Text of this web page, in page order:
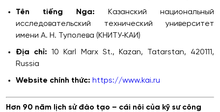
Tên tiếng Nga: Казанский национальный
исследовательский технический университет
имени А. Н. Туполева (КНИТУ‑КАИ)
Địa chỉ: 10 Karl Marx St., Kazan, Tatarstan, 420111,
Russia
Website chính thức: https://www.kai.ru
Hơn 90 năm lịch sử đào tạo – cái nôi của kỹ sư công